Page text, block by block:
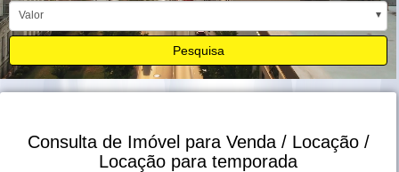
Valor
Pesquisa
Consulta de Imóvel para Venda / Locação /
Locação para temporada